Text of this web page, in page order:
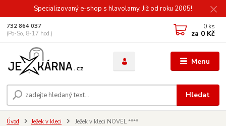
Specializovaný e-shop s hlavolamy. Již od roku 2005!
Menu
Hledat
732 864 037
(Po-So, 8-17 hod.)
0 ks
za 0 Kč
Úvod Ježek v kleci Ježek v kleci NOVEL ****